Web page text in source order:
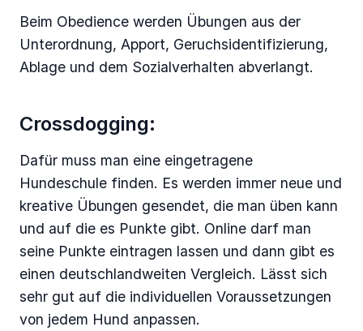
Beim Obedience werden Übungen aus der
Unterordnung, Apport, Geruchsidentifizierung,
Ablage und dem Sozialverhalten abverlangt.
Crossdogging:
Dafür muss man eine eingetragene
Hundeschule finden. Es werden immer neue und
kreative Übungen gesendet, die man üben kann
und auf die es Punkte gibt. Online darf man
seine Punkte eintragen lassen und dann gibt es
einen deutschlandweiten Vergleich. Lässt sich
sehr gut auf die individuellen Voraussetzungen
von jedem Hund anpassen.